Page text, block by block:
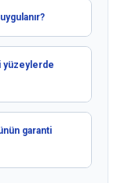
yüzeylerde
garanti